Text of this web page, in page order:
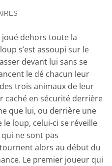
dehors toute la
s’est assoupi sur le
devant lui sans se
le dé chacun leur
trois animaux de leur
caché en sécurité derrière
que lui, ou derrière une
le loup, celui-ci se réveille
ne sont pas
alors au début du
Le premier joueur qui